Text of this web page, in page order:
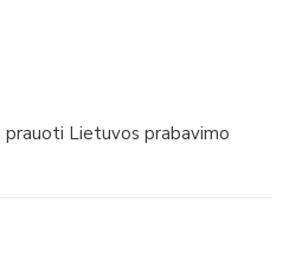
prauoti Lietuvos prabavimo